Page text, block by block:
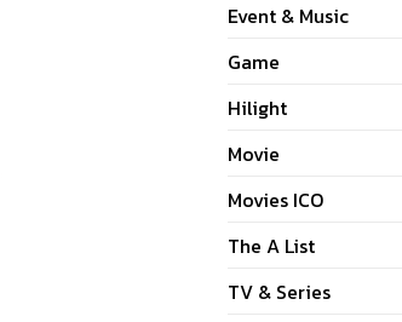
Event & Music
Game
Hilight
Movie
Movies ICO
The A List
TV & Series